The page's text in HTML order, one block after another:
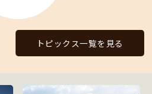
トピックス一覧を見る